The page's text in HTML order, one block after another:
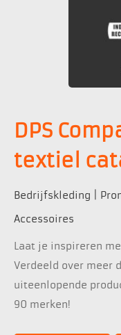
DPS
textiel
Bedrijfskleding |
Accessoires
Laat je inspireren
Verdeeld over meer
uiteenlopende
90 merken!